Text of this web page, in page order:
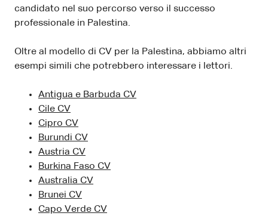
candidato nel suo percorso verso il successo
professionale in Palestina.
Oltre al modello di CV per la Palestina, abbiamo altri
esempi simili che potrebbero interessare i lettori.
Antigua e Barbuda CV
Cile CV
Cipro CV
Burundi CV
Austria CV
Burkina Faso CV
Australia CV
Brunei CV
Capo Verde CV